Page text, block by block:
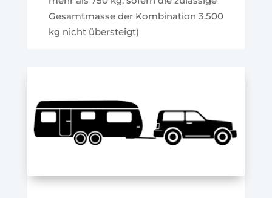
Gesamtmasse der Kombination 3.500
kg nicht übersteigt)